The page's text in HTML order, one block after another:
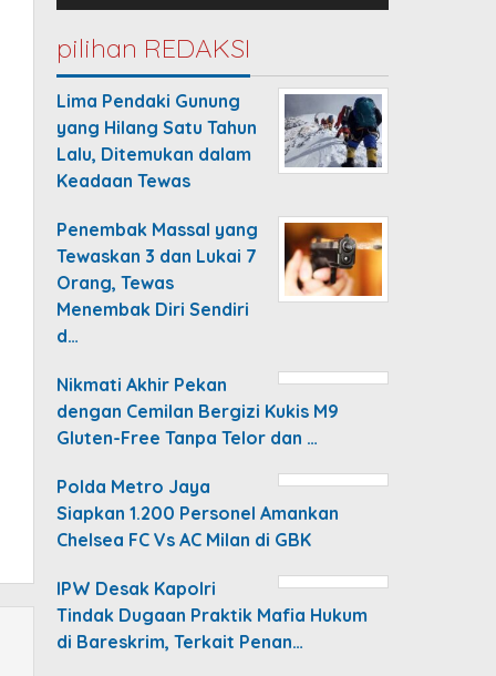
pilihan REDAKSI
Lima Pendaki Gunung
yang Hilang Satu Tahun
Lalu, Ditemukan dalam
Keadaan Tewas
Penembak Massal yang
Tewaskan 3 dan Lukai 7
Orang, Tewas
Menembak Diri Sendiri
d…
Nikmati Akhir Pekan
dengan Cemilan Bergizi Kukis M9
Gluten-Free Tanpa Telor dan …
Polda Metro Jaya
Siapkan 1.200 Personel Amankan
Chelsea FC Vs AC Milan di GBK
IPW Desak Kapolri
Tindak Dugaan Praktik Mafia Hukum
di Bareskrim, Terkait Penan…